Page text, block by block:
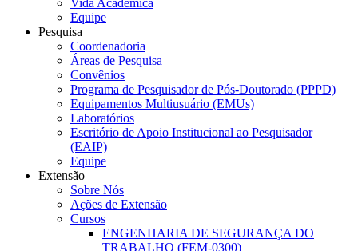
Vida Acadêmica
Equipe
Pesquisa
Coordenadoria
Áreas de Pesquisa
Convênios
Programa de Pesquisador de Pós-Doutorado (PPPD)
Equipamentos Multiusuário (EMUs)
Laboratórios
Escritório de Apoio Institucional ao Pesquisador
(EAIP)
Equipe
Extensão
Sobre Nós
Ações de Extensão
Cursos
ENGENHARIA DE SEGURANÇA DO
TRABALHO (FEM-0300)